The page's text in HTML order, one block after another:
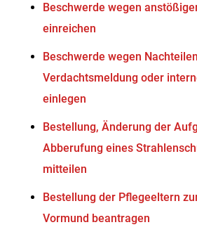
Beschwerde wegen
einreichen
Beschwerde wegen
Verdachtsmeldung oder
einlegen
Bestellung, Änderung der
Abberufung eines
mitteilen
Bestellung der Pflegeeltern
Vormund beantragen